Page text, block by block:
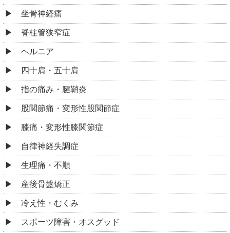
坐骨神経痛
脊柱管狭窄症
ヘルニア
四十肩・五十肩
指の痛み・腱鞘炎
股関節痛・変形性股関節症
膝痛・変形性膝関節症
自律神経失調症
生理痛・不順
産後骨盤矯正
冷え性・むくみ
スポーツ障害・オスグッド